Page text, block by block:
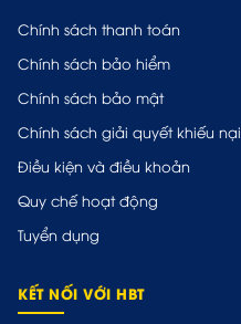
Chính sách thanh toán
Chính sách bảo hiểm
Chính sách bảo mật
Chính sách giải quyết khiếu nại
Điều kiện và điều khoản
Quy chế hoạt động
Tuyển dụng
KẾT NỐI VỚI HBT